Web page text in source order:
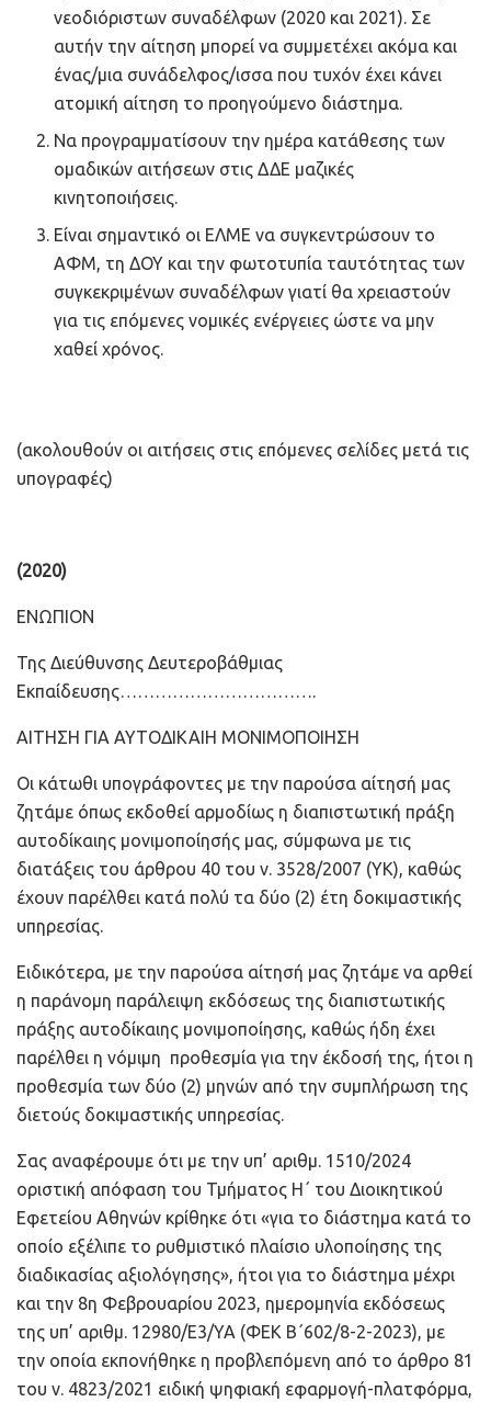
νεοδιόριστων συναδέλφων (2020 και 2021). Σε
αυτήν την αίτηση μπορεί να συμμετέχει ακόμα και
ένας/μια συνάδελφος/ισσα που τυχόν έχει κάνει
ατομική αίτηση το προηγούμενο διάστημα.
Να προγραμματίσουν την ημέρα κατάθεσης των
ομαδικών αιτήσεων στις ΔΔΕ μαζικές
κινητοποιήσεις.
Είναι σημαντικό οι ΕΛΜΕ να συγκεντρώσουν το
ΑΦΜ, τη ΔΟΥ και την φωτοτυπία ταυτότητας των
συγκεκριμένων συναδέλφων γιατί θα χρειαστούν
για τις επόμενες νομικές ενέργειες ώστε να μην
χαθεί χρόνος.
(ακολουθούν οι αιτήσεις στις επόμενες σελίδες μετά τις
υπογραφές)
(2020)
ΕΝΩΠΙΟΝ
Της Διεύθυνσης Δευτεροβάθμιας
Εκπαίδευσης…………………………….
ΑΙΤΗΣΗ ΓΙΑ ΑΥΤΟΔΙΚΑΙΗ ΜΟΝΙΜΟΠΟΙΗΣΗ
Οι κάτωθι υπογράφοντες με την παρούσα αίτησή μας
ζητάμε όπως εκδοθεί αρμοδίως η διαπιστωτική πράξη
αυτοδίκαιης μονιμοποίησής μας, σύμφωνα με τις
διατάξεις του άρθρου 40 του ν. 3528/2007 (ΥΚ), καθώς
έχουν παρέλθει κατά πολύ τα δύο (2) έτη δοκιμαστικής
υπηρεσίας.
Ειδικότερα, με την παρούσα αίτησή μας ζητάμε να αρθεί
η παράνομη παράλειψη εκδόσεως της διαπιστωτικής
πράξης αυτοδίκαιης μονιμοποίησης, καθώς ήδη έχει
παρέλθει η νόμιμη προθεσμία για την έκδοσή της, ήτοι η
προθεσμία των δύο (2) μηνών από την συμπλήρωση της
διετούς δοκιμαστικής υπηρεσίας.
Σας αναφέρουμε ότι με την υπ’ αριθμ. 1510/2024
οριστική απόφαση του Τμήματος Η΄ του Διοικητικού
Εφετείου Αθηνών κρίθηκε ότι «για το διάστημα κατά το
οποίο εξέλιπε το ρυθμιστικό πλαίσιο υλοποίησης της
διαδικασίας αξιολόγησης», ήτοι για το διάστημα μέχρι
και την 8η Φεβρουαρίου 2023, ημερομηνία εκδόσεως
της υπ’ αριθμ. 12980/Ε3/ΥΑ (ΦΕΚ Β΄602/8-2-2023), με
την οποία εκπονήθηκε η προβλεπόμενη από το άρθρο 81
του ν. 4823/2021 ειδική ψηφιακή εφαρμογή-πλατφόρμα,